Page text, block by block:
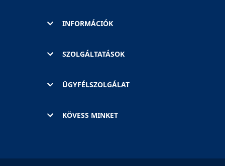
INFORMÁCIÓK
SZOLGÁLTATÁSOK
ÜGYFÉLSZOLGÁLAT
KÖVESS MINKET